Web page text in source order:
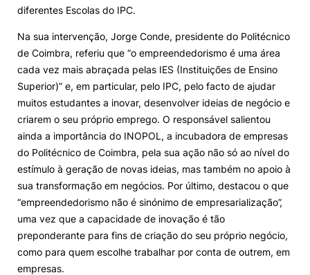
diferentes Escolas do IPC.
Na sua intervenção, Jorge Conde, presidente do Politécnico
de Coimbra, referiu que “o empreendedorismo é uma área
cada vez mais abraçada pelas IES (Instituições de Ensino
Superior)” e, em particular, pelo IPC, pelo facto de ajudar
muitos estudantes a inovar, desenvolver ideias de negócio e
criarem o seu próprio emprego. O responsável salientou
ainda a importância do INOPOL, a incubadora de empresas
do Politécnico de Coimbra, pela sua ação não só ao nível do
estímulo à geração de novas ideias, mas também no apoio à
sua transformação em negócios. Por último, destacou o que
“empreendedorismo não é sinónimo de empresarialização”,
uma vez que a capacidade de inovação é tão
preponderante para fins de criação do seu próprio negócio,
como para quem escolhe trabalhar por conta de outrem, em
empresas.